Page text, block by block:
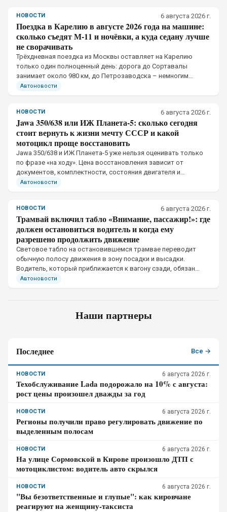
НОВОСТИ 6 августа 2026 г.
Поездка в Карелию в августе 2026 года на машине:
сколько съедят М-11 и ночёвки, а куда седану лучше
не сворачивать
Трёхдневная поездка из Москвы оставляет на Карелию
только один полноценный день: дорога до Сортавалы
занимает около 980 км, до Петрозаводска – немногим
больше тысячи. Рациональный формат – пять дней с
Автоновости
НОВОСТИ 6 августа 2026 г.
Jawa 350/638 или ИЖ Планета-5: сколько сегодня
стоит вернуть к жизни мечту СССР и какой
мотоцикл проще восстановить
Jawa 350/638 и ИЖ Планета-5 уже нельзя оценивать только
по фразе «на ходу». Цена восстановления зависит от
документов, комплектности, состояния двигателя и
количества оригинальных деталей.
Автоновости
НОВОСТИ 6 августа 2026 г.
Трамвай включил табло «Внимание, пассажир!»: где
должен остановиться водитель и когда ему
разрешено продолжить движение
Световое табло на остановившемся трамвае переводит
обычную полосу движения в зону посадки и высадки.
Водитель, который приближается к вагону сзади, обязан
остановиться до того, как автомобиль окажется на пути
Автоновости
Наши партнеры
Последнее Все →
НОВОСТИ 6 августа 2026 г.
Техобслуживание Lada подорожало на 10% с августа:
рост цены произошел дважды за год
НОВОСТИ 6 августа 2026 г.
Регионы получили право регулировать движение по
выделенным полосам
НОВОСТИ 6 августа 2026 г.
На улице Сормовской в Кирове произошло ДТП с
мотоциклистом: водитель авто скрылся
НОВОСТИ 6 августа 2026 г.
"Вы безответственные и глупые": как кировчане
реагируют на женщину-таксиста